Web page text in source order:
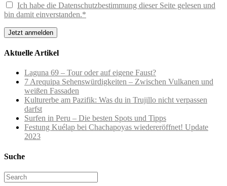
Ich habe die Datenschutzbestimmung dieser Seite gelesen und
bin damit einverstanden.*
Aktuelle Artikel
Laguna 69 – Tour oder auf eigene Faust?
7 Arequipa Sehenswürdigkeiten – Zwischen Vulkanen und
weißen Fassaden
Kulturerbe am Pazifik: Was du in Trujillo nicht verpassen
darfst
Surfen in Peru – Die besten Spots und Tipps
Festung Kuélap bei Chachapoyas wiedereröffnet! Update
2023
Suche
Search